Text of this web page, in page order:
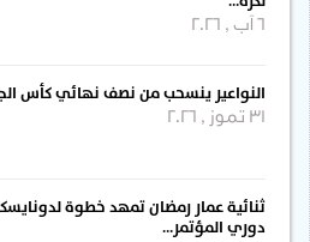
النواعير ينسحب من نصف نهائي كأس
31 تموز , 2026
ثنائية عمار رمضان تمهد خطوة
دوري المؤتمر…